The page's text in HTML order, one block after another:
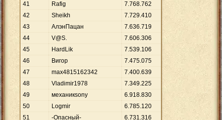
41
Rafig 7.768.762
42
Sheikh 7.729.410
43
АлэнПацан 7.636.719
44
V@S. 7.606.306
45
HardLik 7.539.106
46
Вигор 7.475.075
47
max4815162342 7.400.639
48
Vladimir1978 7.349.225
49
механикsony 6.918.830
50
Logmir 6.785.120
51
-Опасный- 6.731.316